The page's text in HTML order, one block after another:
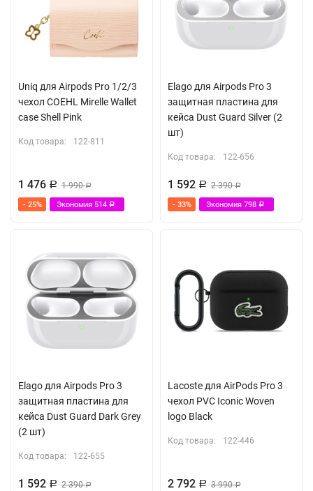
Uniq для Airpods Pro 1/2/3
чехол COEHL Mirelle Wallet
case Shell Pink
Код товара: 122-811
1 476 Р 1 990Р
- 25% Экономия 514 Р
Elago для Airpods Pro 3
защитная пластина для
кейса Dust Guard Silver (2
шт)
Код товара: 122-656
1 592 Р 2 390Р
- 33% Экономия 798 Р
Elago для Airpods Pro 3
защитная пластина для
кейса Dust Guard Dark Grey
(2 шт)
Код товара: 122-655
1 592 Р 2 390Р
Lacoste для AirPods Pro 3
чехол PVC Iconic Woven
logo Black
Код товара: 122-446
2 792 Р 3 990Р